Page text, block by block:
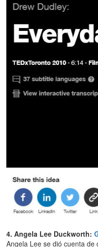
4. Angela Lee Duckworth:
Angela Lee se dió cuenta